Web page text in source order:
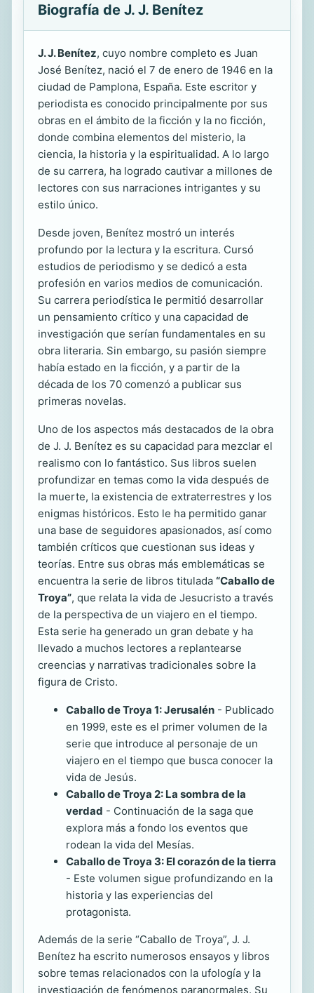
Biografía de J. J. Benítez
J. J. Benítez, cuyo nombre completo es Juan
José Benítez, nació el 7 de enero de 1946 en la
ciudad de Pamplona, España. Este escritor y
periodista es conocido principalmente por sus
obras en el ámbito de la ficción y la no ficción,
donde combina elementos del misterio, la
ciencia, la historia y la espiritualidad. A lo largo
de su carrera, ha logrado cautivar a millones de
lectores con sus narraciones intrigantes y su
estilo único.
Desde joven, Benítez mostró un interés
profundo por la lectura y la escritura. Cursó
estudios de periodismo y se dedicó a esta
profesión en varios medios de comunicación.
Su carrera periodística le permitió desarrollar
un pensamiento crítico y una capacidad de
investigación que serían fundamentales en su
obra literaria. Sin embargo, su pasión siempre
había estado en la ficción, y a partir de la
década de los 70 comenzó a publicar sus
primeras novelas.
Uno de los aspectos más destacados de la obra
de J. J. Benítez es su capacidad para mezclar el
realismo con lo fantástico. Sus libros suelen
profundizar en temas como la vida después de
la muerte, la existencia de extraterrestres y los
enigmas históricos. Esto le ha permitido ganar
una base de seguidores apasionados, así como
también críticos que cuestionan sus ideas y
teorías. Entre sus obras más emblemáticas se
encuentra la serie de libros titulada “Caballo de
Troya”, que relata la vida de Jesucristo a través
de la perspectiva de un viajero en el tiempo.
Esta serie ha generado un gran debate y ha
llevado a muchos lectores a replantearse
creencias y narrativas tradicionales sobre la
figura de Cristo.
Caballo de Troya 1: Jerusalén - Publicado
en 1999, este es el primer volumen de la
serie que introduce al personaje de un
viajero en el tiempo que busca conocer la
vida de Jesús.
Caballo de Troya 2: La sombra de la
verdad - Continuación de la saga que
explora más a fondo los eventos que
rodean la vida del Mesías.
Caballo de Troya 3: El corazón de la tierra
- Este volumen sigue profundizando en la
historia y las experiencias del
protagonista.
Además de la serie “Caballo de Troya”, J. J.
Benítez ha escrito numerosos ensayos y libros
sobre temas relacionados con la ufología y la
investigación de fenómenos paranormales. Su